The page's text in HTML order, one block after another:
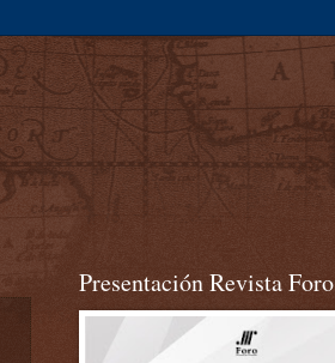
Presentación Revista Foro